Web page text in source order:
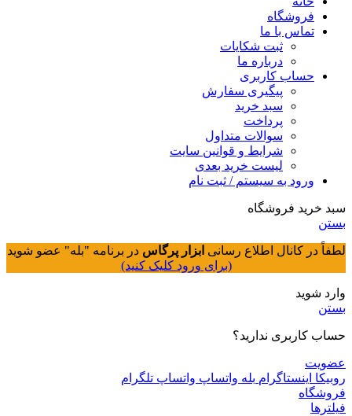
فروشگاه
تماس با ما
ثبت شکایات
درباره ما
حساب کاربری
پیگیری سفارش
سبد خرید
پرداخت
سوالات متداول
شرایط و قوانین سایت
لیست خرید بعدی
ورود به سیستم / ثبت نام
سبد خرید فروشگاه
بستن
لطفاً در کانال اطلاع رسانی ابزار پرگاس در برنامه "بله" عضو شوید
(برای ورود کلیک کنید)
وارد شوید
بستن
حساب کاربری ندارید؟
عضویت
روبیکا اینستاگرام بله واتساپ واتساپ تلگرام
فروشگاه
فیلترها